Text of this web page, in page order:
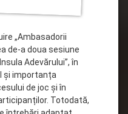
„Ambasadorii
de-a doua sesiune
Adevărului”, în
și importanța
de joc și în
Totodată,